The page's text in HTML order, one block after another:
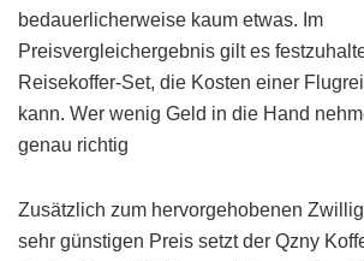
bedauerlicherweise kaum etwas. Im
Preisvergleichergebnis gilt es
Reisekoffer-Set, die Kosten einer
kann. Wer wenig Geld in die Hand
genau richtig
Zusätzlich zum hervorgehobenen
sehr günstigen Preis setzt der Qzny